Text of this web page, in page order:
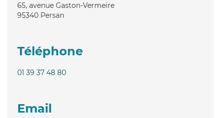
65, avenue Gaston-Vermeire
95340 Persan
Téléphone
01 39 37 48 80
Email